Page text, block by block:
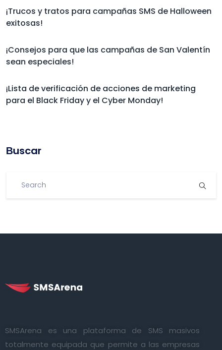
¡Trucos y tratos para campañas SMS de Halloween
exitosas!
¡Consejos para que las campañas de San Valentín
sean especiales!
¡Lista de verificación de acciones de marketing
para el Black Friday y el Cyber Monday!
Βuscar
SMSArena es una plataforma de SMS masivos
totalmente equipada que permite a las empresas